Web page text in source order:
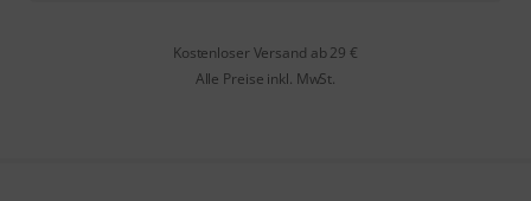
Kostenloser Versand ab 29 €
Alle Preise inkl. MwSt.